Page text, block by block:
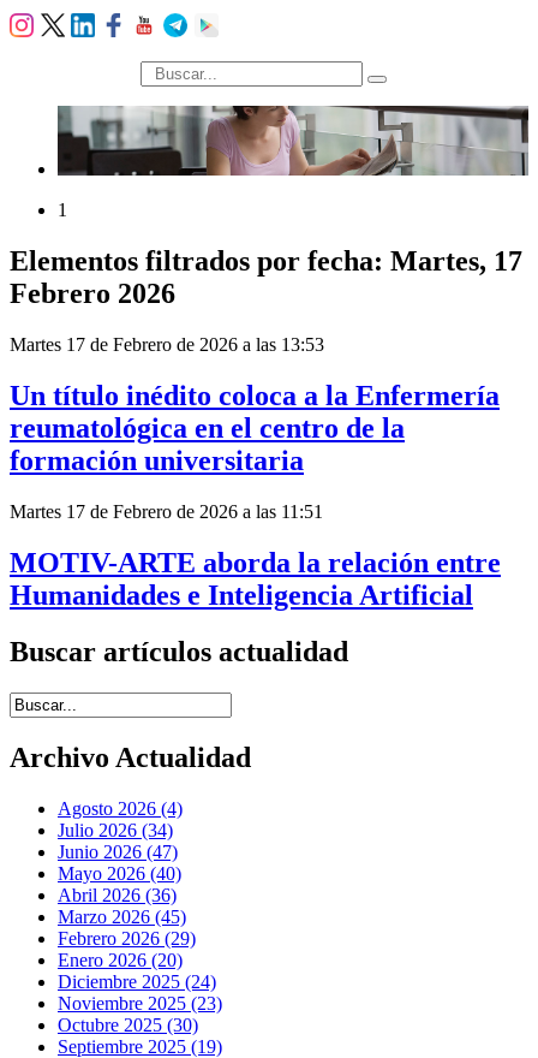
búsqueda
1
Elementos filtrados por fecha: Martes, 17
Febrero 2026
Martes 17 de Febrero de 2026 a las 13:53
Un título inédito coloca a la Enfermería
reumatológica en el centro de la
formación universitaria
Martes 17 de Febrero de 2026 a las 11:51
MOTIV-ARTE aborda la relación entre
Humanidades e Inteligencia Artificial
Buscar artículos actualidad
Introduce términos de búsqueda
Archivo Actualidad
Agosto 2026 (4)
Julio 2026 (34)
Junio 2026 (47)
Mayo 2026 (40)
Abril 2026 (36)
Marzo 2026 (45)
Febrero 2026 (29)
Enero 2026 (20)
Diciembre 2025 (24)
Noviembre 2025 (23)
Octubre 2025 (30)
Septiembre 2025 (19)